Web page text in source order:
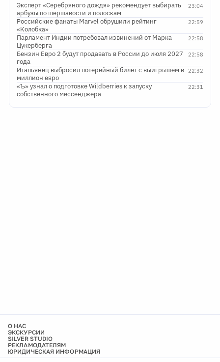
23:04
Эксперт «Серебряного дождя» рекомендует выбирать
арбузы по шершавости и полоскам
22:59
Российские фанаты Marvel обрушили рейтинг
«Колобка»
22:58
Парламент Индии потребовал извинений от Марка
Цукерберга
22:58
Бензин Евро 2 будут продавать в России до июля 2027
года
22:32
Итальянец выбросил лотерейный билет с выигрышем в
миллион евро
22:31
«Ъ» узнал о подготовке Wildberries к запуску
собственного мессенджера
О НАС
ЭКСКУРСИИ
SILVER STUDIO
РЕКЛАМОДАТЕЛЯМ
ЮРИДИЧЕСКАЯ ИНФОРМАЦИЯ